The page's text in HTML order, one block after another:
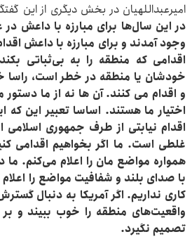
امیرعبداللهیان در بخش دیگری از این
در این سال‌ها برای مبارزه با داعش
وجود آمدند و برای مبارزه با داعش
اقدامی که منطقه را به بی‌ثباتی
خودشان یا منطقه در خطر است،
و اقدام می کنند. آن ها نه از ما
اختیار ما هستند. اساسا تعبیر این که
اقدام نیابتی از طرف جمهوری اسلامی
غلطی است. ما اگر بخواهیم اقدامی
همواره مواضع مان را اعلام می‌کنم.
با صدای بلند و شفافیت مواضع را اعلام
کاری نداریم. اگر آمریکا به دنبال
واقعیت‌های منطقه را خوب ببیند و
تصمیم نگیرد.